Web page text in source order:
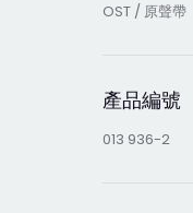
OST / 原聲帶
產品編號
013 936-2